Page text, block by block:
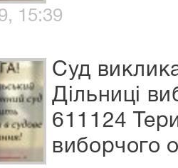
15:39
Суд
Дільниці
611124
виборчого